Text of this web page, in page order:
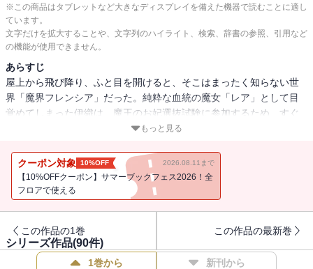
※この商品はタブレットなど大きなディスプレイを備えた機器で読むことに適し
ています。
文字だけを拡大することや、文字列のハイライト、検索、辞書の参照、引用など
の機能が使用できません。
あらすじ
屋上から飛び降り、ふと目を開けると、そこはまったく知らない世
界「魔界フレンシア」だった。純粋な血統の魔女「レア」として目
覚めてしまった伊織は、魔王のお妃選抜試験に参加するため、すぐ
に王宮へ行くことに。お妃にはならず無事に屋敷へ戻ろうと思って
魔女としての波乱万丈な人生は、こうして始まった！
もっと見る
クーポン対象 10%OFF 2026.08.11まで
【10%OFFクーポン】サマーブックフェス2026！全
フロアで使える
この作品の1巻 この作品の最新巻
シリーズ作品(90件)
1巻から 新刊から